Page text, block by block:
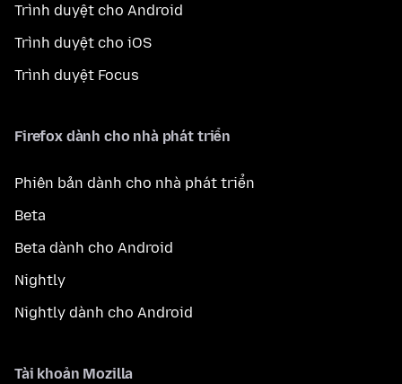
Trình duyệt cho Android
Trình duyệt cho iOS
Trình duyệt Focus
Firefox dành cho nhà phát triển
Phiên bản dành cho nhà phát triển
Beta
Beta dành cho Android
Nightly
Nightly dành cho Android
Tài khoản Mozilla